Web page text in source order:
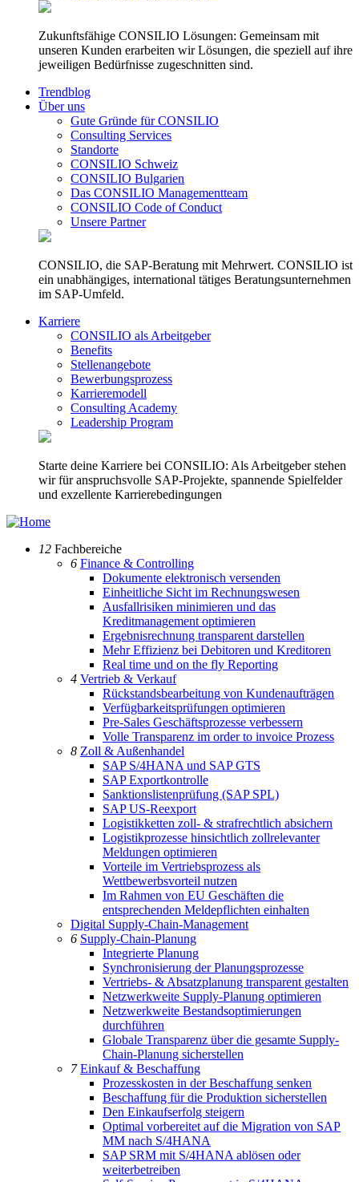
Zukunftsfähige CONSILIO Lösungen: Gemeinsam mit
unseren Kunden erarbeiten wir Lösungen, die speziell auf ihre
jeweiligen Bedürfnisse zugeschnitten sind.
Trendblog
Über uns
Gute Gründe für CONSILIO
Consulting Services
Standorte
CONSILIO Schweiz
CONSILIO Bulgarien
Das CONSILIO Managementteam
CONSILIO Code of Conduct
Unsere Partner
CONSILIO, die SAP-Beratung mit Mehrwert. CONSILIO ist
ein unabhängiges, international tätiges Beratungsunternehmen
im SAP-Umfeld.
Karriere
CONSILIO als Arbeitgeber
Benefits
Stellenangebote
Bewerbungsprozess
Karrieremodell
Consulting Academy
Leadership Program
Starte deine Karriere bei CONSILIO: Als Arbeitgeber stehen
wir für anspruchsvolle SAP-Projekte, spannende Spielfelder
und exzellente Karrierebedingungen
12 Fachbereiche
6 Finance & Controlling
Dokumente elektronisch versenden
Einheitliche Sicht im Rechnungswesen
Ausfallrisiken minimieren und das
Kreditmanagement optimieren
Ergebnisrechnung transparent darstellen
Mehr Effizienz bei Debitoren und Kreditoren
Real time und on the fly Reporting
4 Vertrieb & Verkauf
Rückstandsbearbeitung von Kundenaufträgen
Verfügbarkeitsprüfungen optimieren
Pre-Sales Geschäftsprozesse verbessern
Volle Transparenz im order to invoice Prozess
8 Zoll & Außenhandel
SAP S/4HANA und SAP GTS
SAP Exportkontrolle
Sanktionslistenprüfung (SAP SPL)
SAP US-Reexport
Logistikketten zoll- & strafrechtlich absichern
Logistikprozesse hinsichtlich zollrelevanter
Meldungen optimieren
Vorteile im Vertriebsprozess als
Wettbewerbsvorteil nutzen
Im Rahmen von EU Geschäften die
entsprechenden Meldepflichten einhalten
Digital Supply-Chain-Management
6 Supply-Chain-Planung
Integrierte Planung
Synchronisierung der Planungsprozesse
Vertriebs- & Absatzplanung transparent gestalten
Netzwerkweite Supply-Planung optimieren
Netzwerkweite Bestandsoptimierungen
durchführen
Globale Transparenz über die gesamte Supply-
Chain-Planung sicherstellen
7Einkauf & Beschaffung
Prozesskosten in der Beschaffung senken
Beschaffung für die Produktion sicherstellen
Den Einkaufserfolg steigern
Optimal vorbereitet auf die Migration von SAP
MM nach S/4HANA
SAP SRM mit S/4HANA ablösen oder
weiterbetreiben